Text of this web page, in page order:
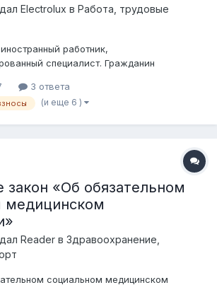
Electrolux в Работа, трудовые
работник,
специалист. Гражданин
на привлечение иностранной рабочей
год. Надо ли работодателю оплачивать
3 ответа
(и еще 6 )
закон «Об обязательном
медицинском
Reader в Здравоохранение,
социальном медицинском